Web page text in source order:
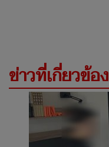
ข่าวที่เกี่ยวข้อง